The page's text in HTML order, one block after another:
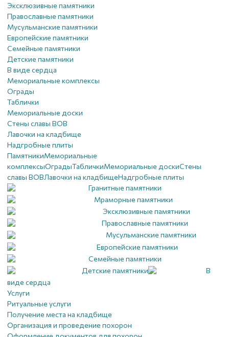
Эксклюзивные памятники
Православные памятники
Мусульманские памятники
Европейские памятники
Семейные памятники
Детские памятники
В виде сердца
Мемориальные комплексы
Ограды
Таблички
Мемориальные доски
Стены славы ВОВ
Лавочки на кладбище
Надгробные плиты
ПамятникиМемориальные
комплексыОградыТабличкиМемориальные доскиСтены
славы ВОВЛавочки на кладбищеНадгробные плиты
Гранитные памятники
Мраморные памятники
Эксклюзивные памятники
Православные памятники
Мусульманские памятники
Европейские памятники
Семейные памятники
Детские памятники
В
виде сердца
Услуги
Ритуальные услуги
Получение места на кладбище
Организация и проведение похорон